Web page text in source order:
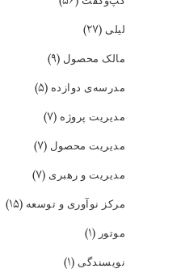
لیلی (۲۷)
مالک محصول (۹)
مدرسه‌ی دوازده (۵)
مدیریت پروژه (۷)
مدیریت محصول (۷)
مدیریت و رهبری (۷)
مرکز نوآوری و توسعه (۱۵)
موتور (۱)
نویسندگی (۱)